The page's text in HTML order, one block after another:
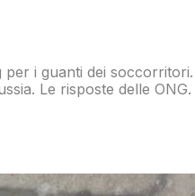
i guanti dei
Le risposte delle